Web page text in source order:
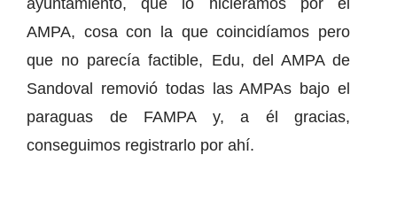
ayuntamiento, que lo hiciéramos por el
AMPA, cosa con la que coincidíamos pero
que no parecía factible, Edu, del AMPA de
Sandoval removió todas las AMPAs bajo el
paraguas de FAMPA y, a él gracias,
conseguimos registrarlo por ahí.